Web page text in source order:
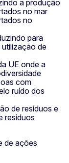
a produção
no mar
no
para
utilização de
UE onde a
com
ruído dos
de resíduos e
resíduos
de ações